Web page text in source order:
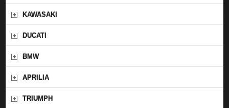
KAWASAKI
DUCATI
BMW
APRILIA
TRIUMPH